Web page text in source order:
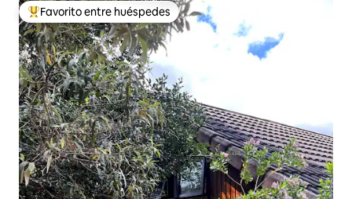
De los mejores en Favorito entre huéspedes
Favorito entre huéspedes